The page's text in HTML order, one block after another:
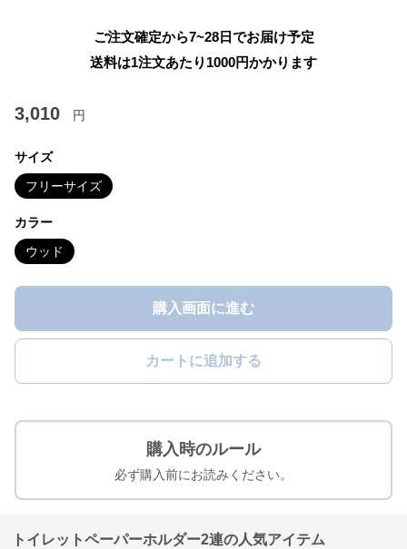
ご注文確定から7~28日でお届け予定
送料は1注文あたり 1000円かかります
3,010 円
サイズ
フリーサイズ
カラー
ウッド
購入画面に進む
カートに追加する
購入時のルール
必ず購入前にお読みください。
トイレットペーパーホルダー2連の人気アイテム